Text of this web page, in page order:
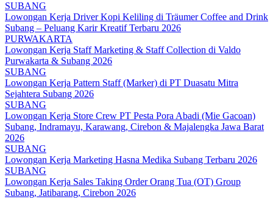
SUBANG
Lowongan Kerja Driver Kopi Keliling di Träumer Coffee and Drink
Subang – Peluang Karir Kreatif Terbaru 2026
PURWAKARTA
Lowongan Kerja Staff Marketing & Staff Collection di Valdo
Purwakarta & Subang 2026
SUBANG
Lowongan Kerja Pattern Staff (Marker) di PT Duasatu Mitra
Sejahtera Subang 2026
SUBANG
Lowongan Kerja Store Crew PT Pesta Pora Abadi (Mie Gacoan)
Subang, Indramayu, Karawang, Cirebon & Majalengka Jawa Barat
2026
SUBANG
Lowongan Kerja Marketing Hasna Medika Subang Terbaru 2026
SUBANG
Lowongan Kerja Sales Taking Order Orang Tua (OT) Group
Subang, Jatibarang, Cirebon 2026